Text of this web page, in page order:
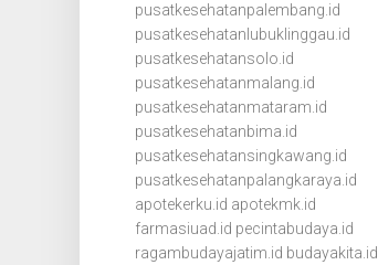
pusatkesehatanpalembang.id
pusatkesehatanlubuklinggau.id
pusatkesehatansolo.id
pusatkesehatanmalang.id
pusatkesehatanmataram.id
pusatkesehatanbima.id
pusatkesehatansingkawang.id
pusatkesehatanpalangkaraya.id
apotekerku.id apotekmk.id
farmasiuad.id pecintabudaya.id
ragambudayajatim.id budayakita.id